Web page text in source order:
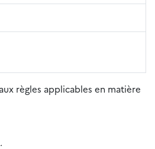
règles applicables en matière